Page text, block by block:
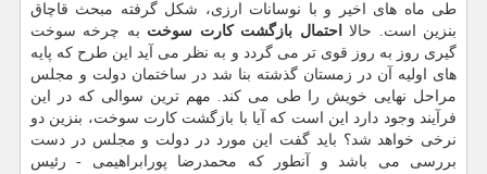
طی ماه های اخیر و با نوسانات ارزی، شكل گرفته مبحث قاچاق
بنزین است. حالا
احتمال بازگشت كارت سوخت به چرخه سوخت
گیری روز به روز قوی تر می گردد و به نظر می آید این طرح كه پایه
های اولیه آن در زمستان گذشته بنا شد در ساختمان دولت و مجلس
مراحل نهایی خویش را طی می كند. مهم ترین سوالی كه در این
فرآیند وجود دارد این است كه آیا با بازگشت كارت سوخت، بنزین دو
نرخی خواهد شد؟ باید گفت این مورد در دولت و مجلس در دست
بررسی می باشد و آنطور كه محمدرضا پورابراهیمی - رئیس